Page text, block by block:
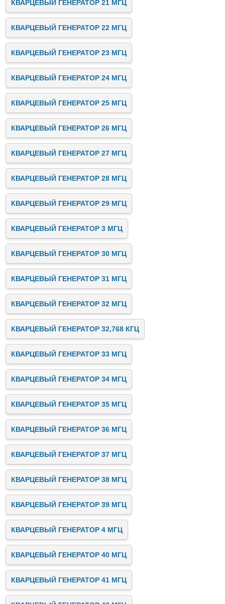
КВАРЦЕВЫЙ ГЕНЕРАТОР 21 МГЦ
КВАРЦЕВЫЙ ГЕНЕРАТОР 22 МГЦ
КВАРЦЕВЫЙ ГЕНЕРАТОР 23 МГЦ
КВАРЦЕВЫЙ ГЕНЕРАТОР 24 МГЦ
КВАРЦЕВЫЙ ГЕНЕРАТОР 25 МГЦ
КВАРЦЕВЫЙ ГЕНЕРАТОР 26 МГЦ
КВАРЦЕВЫЙ ГЕНЕРАТОР 27 МГЦ
КВАРЦЕВЫЙ ГЕНЕРАТОР 28 МГЦ
КВАРЦЕВЫЙ ГЕНЕРАТОР 29 МГЦ
КВАРЦЕВЫЙ ГЕНЕРАТОР 3 МГЦ
КВАРЦЕВЫЙ ГЕНЕРАТОР 30 МГЦ
КВАРЦЕВЫЙ ГЕНЕРАТОР 31 МГЦ
КВАРЦЕВЫЙ ГЕНЕРАТОР 32 МГЦ
КВАРЦЕВЫЙ ГЕНЕРАТОР 32,768 КГЦ
КВАРЦЕВЫЙ ГЕНЕРАТОР 33 МГЦ
КВАРЦЕВЫЙ ГЕНЕРАТОР 34 МГЦ
КВАРЦЕВЫЙ ГЕНЕРАТОР 35 МГЦ
КВАРЦЕВЫЙ ГЕНЕРАТОР 36 МГЦ
КВАРЦЕВЫЙ ГЕНЕРАТОР 37 МГЦ
КВАРЦЕВЫЙ ГЕНЕРАТОР 38 МГЦ
КВАРЦЕВЫЙ ГЕНЕРАТОР 39 МГЦ
КВАРЦЕВЫЙ ГЕНЕРАТОР 4 МГЦ
КВАРЦЕВЫЙ ГЕНЕРАТОР 40 МГЦ
КВАРЦЕВЫЙ ГЕНЕРАТОР 41 МГЦ